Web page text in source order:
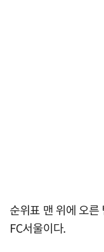
순위표 맨 위에 오
FC서울이다.